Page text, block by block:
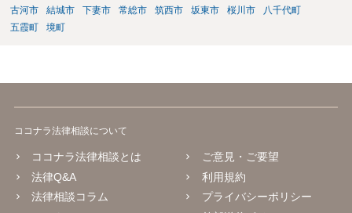
古河市
結城市 下妻市 常総市 筑西市 坂東市 桜川市
八千代町
五霞町
境町
ココナラ法律相談について
ココナラ法律相談とは
法律Q&A
法律相談コラム
ご意見・ご要望
利用規約
プライバシーポリシー